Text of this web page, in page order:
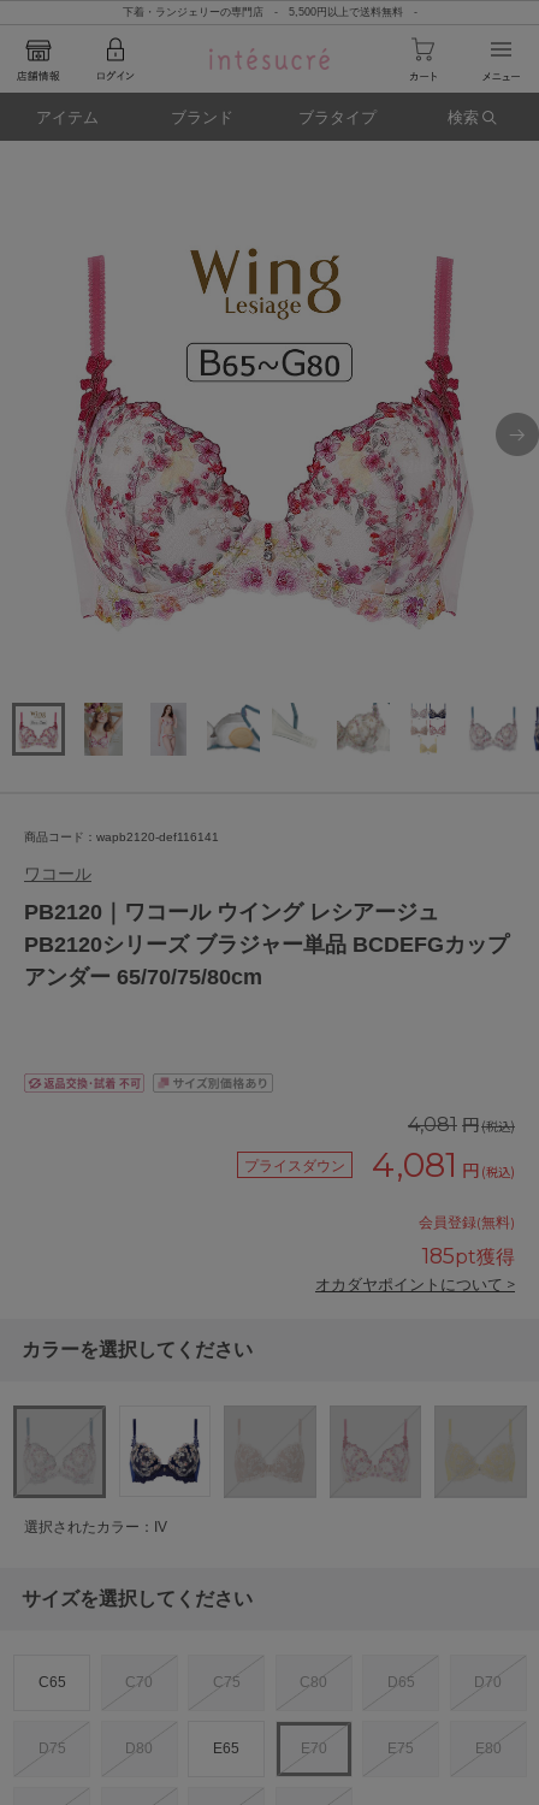
下着・ランジェリーの専門店 - 5,500円以上で送料無料 -
アイテム ブランド ブラタイプ 検索
商品コード：wapb2120-def116141
ワコール
PB2120｜ワコール ウイング レシアージュ
PB2120シリーズ ブラジャー単品 BCDEFGカップ
アンダー 65/70/75/80cm
4,081 円(税込)
プライスダウン 4,081 円 (税込)
会員登録(無料)
185pt獲得
オカダヤポイントについて >
カラーを選択してください
選択されたカラー：IV
サイズを選択してください
C65 C70 C75 C80 D65 D70
D75 D80 E65 E70 E75 E80